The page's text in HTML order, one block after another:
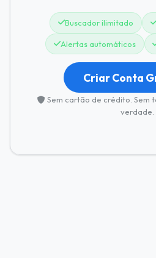
Buscador ilimitado
Alertas automáticos
Criar Conta
Sem cartão de crédito. Sem
verdade.